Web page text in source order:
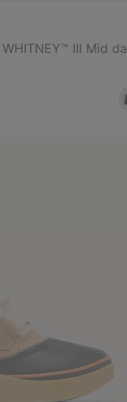
III Mid da